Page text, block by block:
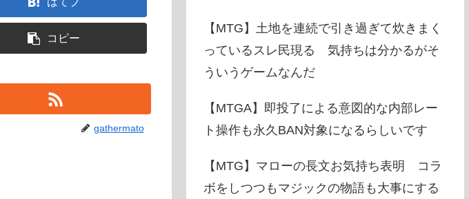
コピー
gathermato
【MTG】土地を連続で引き過ぎて炊きまく
っているスレ民現る 気持ちは分かるがそ
ういうゲームなんだ
【MTGA】即投了による意図的な内部レー
ト操作も永久BAN対象になるらしいです
【MTG】マローの長文お気持ち表明 コラ
ボをしつつもマジックの物語も大事にする